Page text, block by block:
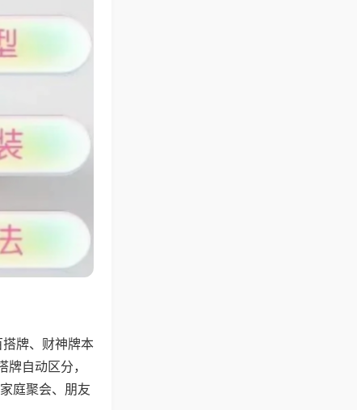
搭牌、财神牌本
自动区分，
庭聚会、朋友